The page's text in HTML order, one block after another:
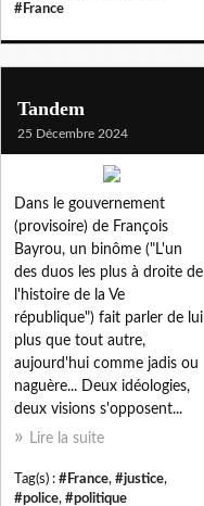
#France
Tandem
25 Décembre 2024
Dans le gouvernement
(provisoire) de François
Bayrou, un binôme ("L'un
des duos les plus à droite de
l'histoire de la Ve
république") fait parler de lui
plus que tout autre,
aujourd'hui comme jadis ou
naguère... Deux idéologies,
deux visions s'opposent...
Lire la suite
Tag(s) : #France, #justice,
#police, #politique